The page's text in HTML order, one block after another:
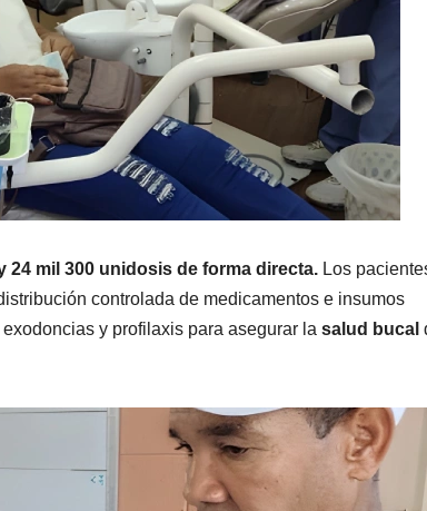
24 mil 300 unidosis de forma directa. Los
controlada de medicamentos e insumos
y profilaxis para asegurar la salud bucal